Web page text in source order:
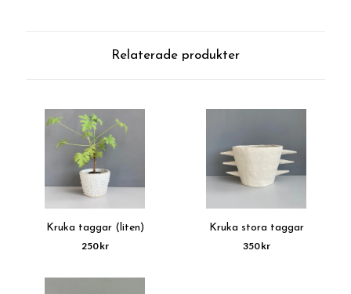
Relaterade produkter
Kruka taggar (liten)
250 kr
Kruka stora taggar
350 kr